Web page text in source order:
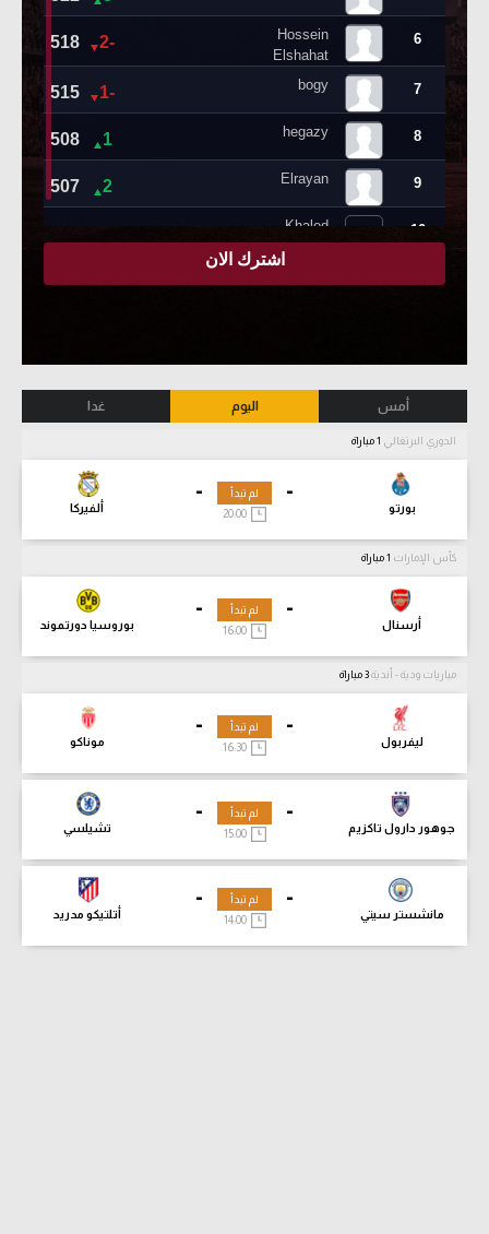
أمس اليوم غدا
الدوري البرتغالي
-
بورتو
-
ألفيركا
لم تبدأ
كأس الإمارات
-
أرسنال
-
بوروسيا دورتموند
لم تبدأ
مباريات ودية - أندية
-
ليفربول
-
موناكو
لم تبدأ
-
جوهور دارول تاكزيم
-
تشيلسي
لم تبدأ
15:00
-
مانشستر سيتي
-
أتلتيكو مدريد
لم تبدأ
14:00